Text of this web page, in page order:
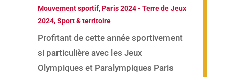
Mouvement sportif,Paris 2024 - Terre de Jeux
2024,Sport & territoire
Profitant de cette année sportivement
si particulière avec les Jeux
Olympiques et Paralympiques Paris